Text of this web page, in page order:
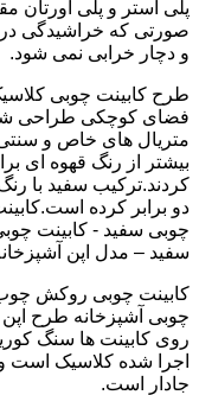
پلی استر و پلی اورتان
صورتی که خراشیدگی در
و دچار خرابی نمی شود.
طرح کابینت چوبی
فضای کوچکی طراحی
متریال های خاص و سنتی
بیشتر از رنگ قهوه ای
کردند.ترکیب سفید با
دو برابر کرده
چوبی سفید - کابینت
سفید – مدل اپن
کابینت چوبی روکش چوب
چوبی آشپزخانه طرح
روی کابینت ها سنگ
اجرا شده کلاسیک است و
جادار است.